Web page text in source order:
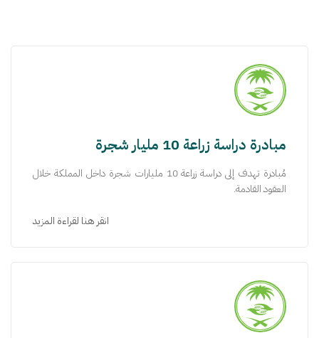
مبادرة دراسة زراعة 10 مليار شجرة
مُبادرة تهدف إلى دراسة زراعة 10 مليارات شجرة داخل المملكة خلال
العقود القادمة.
انقر هنا لقراءة المزيد